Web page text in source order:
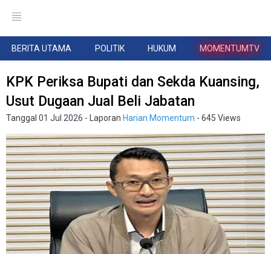
BERITA UTAMA POLITIK HUKUM MOMENTUMTV
KPK Periksa Bupati dan Sekda Kuansing,
Usut Dugaan Jual Beli Jabatan
Tanggal 01 Jul 2026 - Laporan Harian Momentum - 645 Views